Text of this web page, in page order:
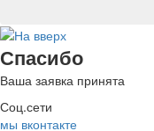
Спасибо
Ваша заявка принята
Соц.сети
мы вконтакте